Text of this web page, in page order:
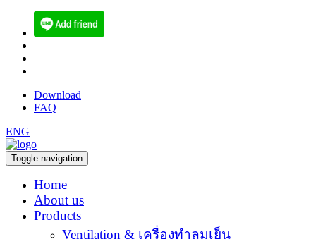
Download
FAQ
ENG
Toggle navigation
Home
About us
Products
Ventilation & เครื่องทำลมเย็น